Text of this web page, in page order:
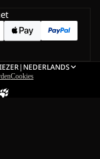
| NEDERLANDS
Cookies